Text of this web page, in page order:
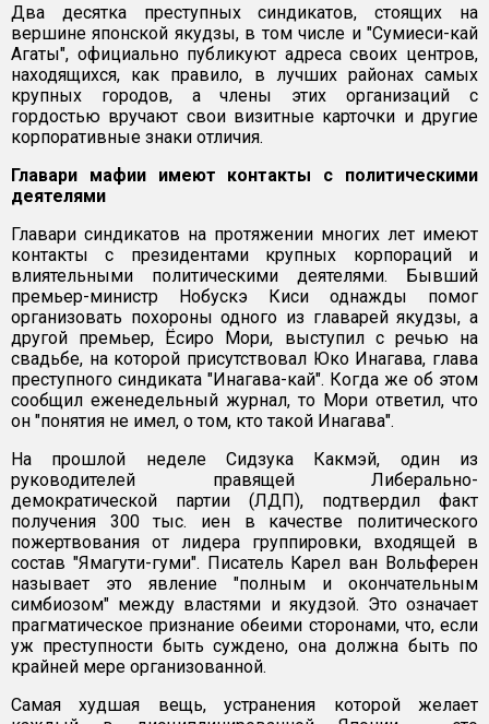
Два десятка преступных синдикатов, стоящих на
вершине японской якудзы, в том числе и "Сумиеси-кай
Агаты", официально публикуют адреса своих центров,
находящихся, как правило, в лучших районах самых
крупных городов, а члены этих организаций с
гордостью вручают свои визитные карточки и другие
корпоративные знаки отличия.
Главари мафии имеют контакты с политическими
деятелями
Главари синдикатов на протяжении многих лет имеют
контакты с президентами крупных корпораций и
влиятельными политическими деятелями. Бывший
премьер-министр Нобускэ Киси однажды помог
организовать похороны одного из главарей якудзы, а
другой премьер, Ёсиро Мори, выступил с речью на
свадьбе, на которой присутствовал Юко Инагава, глава
преступного синдиката "Инагава-кай". Когда же об этом
сообщил еженедельный журнал, то Мори ответил, что
он "понятия не имел, о том, кто такой Инагава".
На прошлой неделе Сидзука Какмэй, один из
руководителей правящей Либерально-
демократической партии (ЛДП), подтвердил факт
получения 300 тыс. иен в качестве политического
пожертвования от лидера группировки, входящей в
состав "Ямагути-гуми". Писатель Карел ван Вольферен
называет это явление "полным и окончательным
симбиозом" между властями и якудзой. Это означает
прагматическое признание обеими сторонами, что, если
уж преступности быть суждено, она должна быть по
крайней мере организованной.
Самая худшая вещь, устранения которой желает